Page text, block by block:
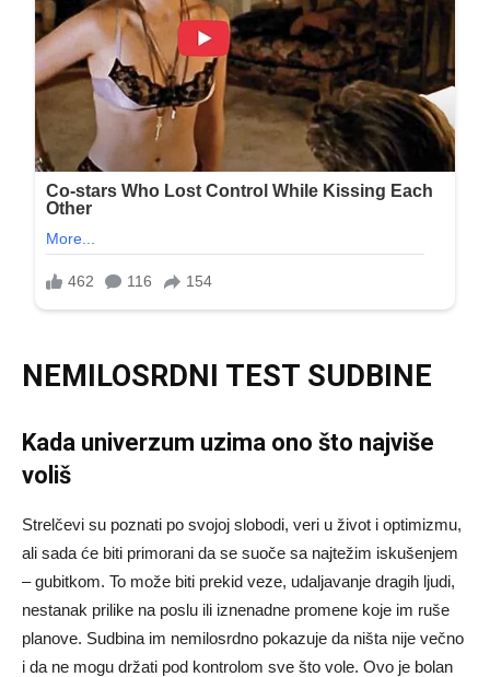
NEMILOSRDNI TEST SUDBINE
Kada univerzum uzima ono što najviše
voliš
Strelčevi su poznati po svojoj slobodi, veri u život i optimizmu,
ali sada će biti primorani da se suoče sa najtežim iskušenjem
– gubitkom. To može biti prekid veze, udaljavanje dragih ljudi,
nestanak prilike na poslu ili iznenadne promene koje im ruše
planove. Sudbina im nemilosrdno pokazuje da ništa nije večno
i da ne mogu držati pod kontrolom sve što vole. Ovo je bolan